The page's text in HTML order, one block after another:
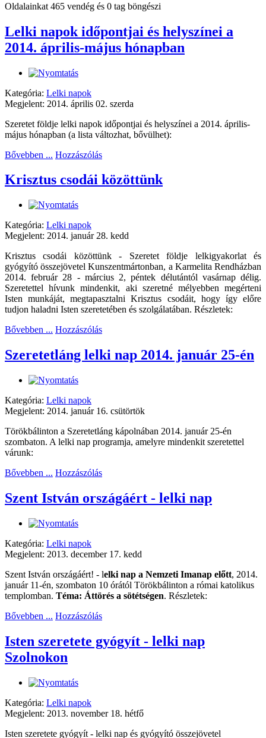
Oldalainkat 465 vendég és 0 tag böngészi
Lelki napok időpontjai és helyszínei a
2014. április-május hónapban
Kategória: Lelki napok
Megjelent: 2014. április 02. szerda
Szeretet földje lelki napok időpontjai és helyszínei a 2014. április-
május hónapban (a lista változhat, bővülhet):
Bővebben ... Hozzászólás
Krisztus csodái közöttünk
Kategória: Lelki napok
Megjelent: 2014. január 28. kedd
Krisztus csodái közöttünk - Szeretet földje lelkigyakorlat és
gyógyító összejövetel Kunszentmártonban, a Karmelita Rendházban
2014. február 28 - március 2, péntek délutántól vasárnap délig.
Szeretettel hívunk mindenkit, aki szeretné mélyebben megérteni
Isten munkáját, megtapasztalni Krisztus csodáit, hogy így előre
tudjon haladni Isten szeretetében és szolgálatában. Részletek:
Bővebben ... Hozzászólás
Szeretetláng lelki nap 2014. január 25-én
Kategória: Lelki napok
Megjelent: 2014. január 16. csütörtök
Törökbálinton a Szeretetláng kápolnában 2014. január 25-én
szombaton. A lelki nap programja, amelyre mindenkit szeretettel
várunk:
Bővebben ... Hozzászólás
Szent István országáért - lelki nap
Kategória: Lelki napok
Megjelent: 2013. december 17. kedd
Szent István országáért! - lelki nap a Nemzeti Imanap előtt, 2014.
január 11-én, szombaton 10 órától Törökbálinton a római katolikus
templomban. Téma: Áttörés a sötétségen. Részletek:
Bővebben ... Hozzászólás
Isten szeretete gyógyít - lelki nap
Szolnokon
Kategória: Lelki napok
Megjelent: 2013. november 18. hétfő
Isten szeretete gyógyít - lelki nap és gyógyító összejövetel